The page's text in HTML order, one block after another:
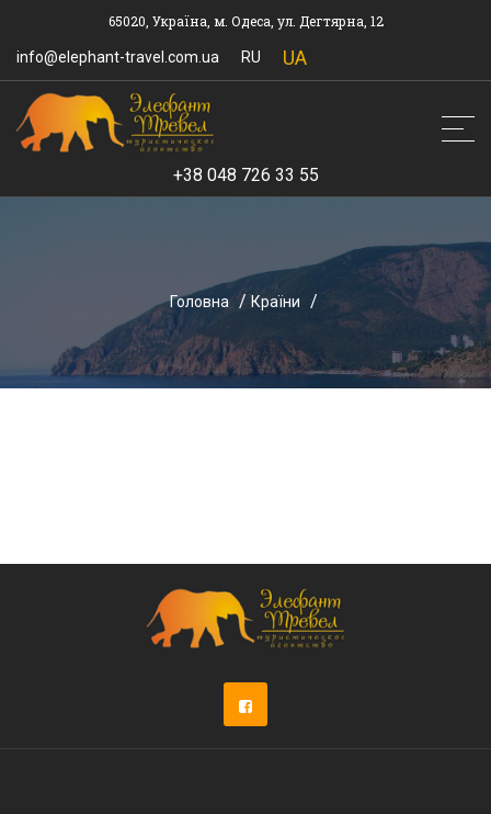
65020, Україна, м. Одеса, ул. Дегтярна, 12
info@elephant-travel.com.ua RU UA
+38 048 726 33 55
Головна Країни